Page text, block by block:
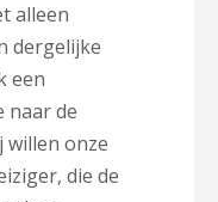
alleen
dergelijke
een
naar de
willen onze
die de